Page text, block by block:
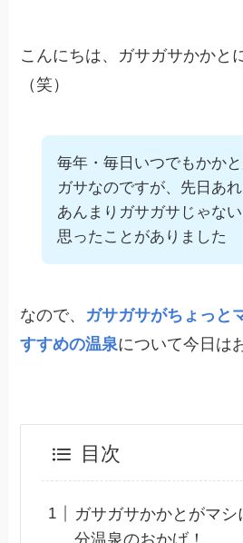
こんにちは、ガサガサかかと
（笑）
毎年・毎日いつでもかか
ガサなのですが、先日あ
あんまりガサガサじゃな
思ったことがありました
なので、 ガサガサがちょっと
すすめの温泉について今日は
目次
ガサガサかかとがマシ
分温泉のおかげ！